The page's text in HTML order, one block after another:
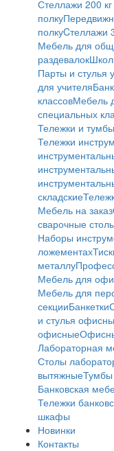
Стеллажи 200
полку
полкуCтеллажи
Мебель для
раздевалок
Парты и стулья
для учителя
классовМебель
специальных
Тележки и тумбы
Тележки
складские
Мебель на заказ
сварочные
Наборы
ложементах
металлу
Мебель для
Мебель для
секцииБанкетки
и стулья
офисные
Лабораторная
Столы
вытяжныеТумбы
Банковская
Тележки
шкафы
Новинки
Контакты